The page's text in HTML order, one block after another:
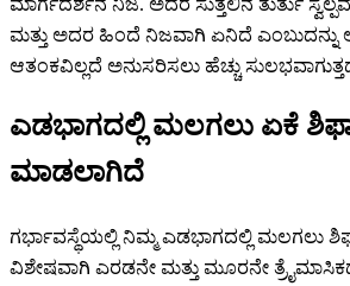
ಮತ್ತು ಅದರ ಹಿಂದೆ ನಿಜವಾಗಿ ಏನಿದೆ ಎಂಬುದನ್ನು
ಆತಂಕವಿಲ್ಲದೆ ಅನುಸರಿಸಲು ಹೆಚ್ಚು
ಎಡಭಾಗದಲ್ಲಿ ಮಲಗಲು ಏಕೆ
ಮಾಡಲಾಗಿದೆ
ಗರ್ಭಾವಸ್ಥೆಯಲ್ಲಿ ನಿಮ್ಮ ಎಡಭಾಗದಲ್ಲಿ ಮಲಗಲು
ವಿಶೇಷವಾಗಿ ಎರಡನೇ ಮತ್ತು ಮೂರನೇ